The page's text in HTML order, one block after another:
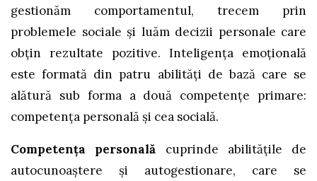
gestionăm comportamentul, trecem prin
problemele sociale și luăm decizii personale care
obțin rezultate pozitive. Inteligența emoțională
este formată din patru abilități de bază care se
alătură sub forma a două competențe primare:
competența personală și cea socială.
Competența personală cuprinde abilitățile de
autocunoaștere și autogestionare, care se